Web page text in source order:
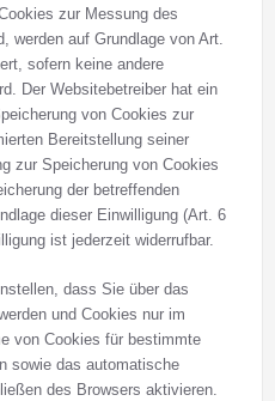
zur Messung des
werden auf Grundlage von Art.
sofern keine andere
Der Websitebetreiber hat ein
von Cookies zur
Bereitstellung seiner
zur Speicherung von Cookies
der betreffenden
dieser Einwilligung (Art. 6
ist jederzeit widerrufbar.
dass Sie über das
und Cookies nur im
von Cookies für bestimmte
sowie das automatische
des Browsers aktivieren.